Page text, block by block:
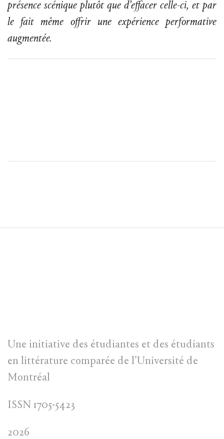
présence scénique plutôt que d’effacer celle-ci, et par
le fait même offrir une expérience performative
augmentée.
Une initiative des étudiantes et des étudiants
en littérature comparée de l’Université de
Montréal
ISSN 1705-5423
2026